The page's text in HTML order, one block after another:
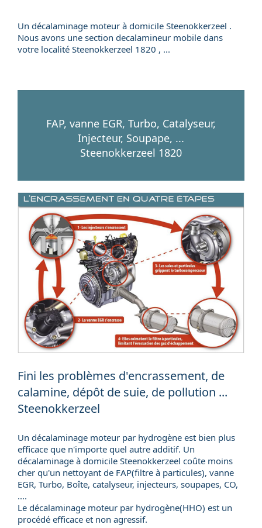
Un décalaminage moteur à domicile Steenokkerzeel .
Nous avons une section decalamineur mobile dans
votre localité Steenokkerzeel 1820 , ...
FAP, vanne EGR, Turbo, Catalyseur,
Injecteur, Soupape, ...
Steenokkerzeel 1820
Fini les problèmes d'encrassement, de
calamine, dépôt de suie, de pollution ...
Steenokkerzeel
Un décalaminage moteur par hydrogène est bien plus
efficace que n'importe quel autre additif. Un
décalaminage à domicile Steenokkerzeel coûte moins
cher qu'un nettoyant de FAP(filtre à particules), vanne
EGR, Turbo, Boîte, catalyseur, injecteurs, soupapes, CO,
....
Le décalaminage moteur par hydrogène(HHO) est un
procédé efficace et non agressif.